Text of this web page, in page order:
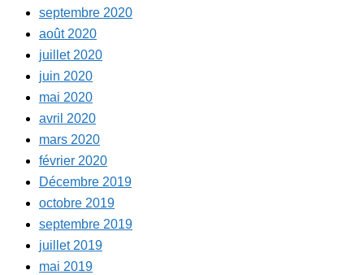
septembre 2020
août 2020
juillet 2020
juin 2020
mai 2020
avril 2020
mars 2020
février 2020
Décembre 2019
octobre 2019
septembre 2019
juillet 2019
mai 2019